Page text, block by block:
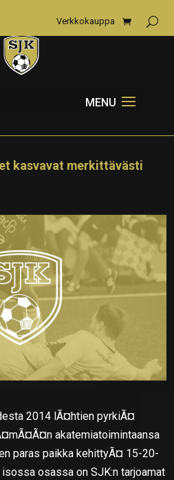
Verkkokauppa
kasvavat merkittävästi
2014 lÃ¤htien pyrkiÃ¤
akatemiatoimintaansa
paras paikka kehittyÃ¤ 15-20-
osassa on SJK:n tarjoamat